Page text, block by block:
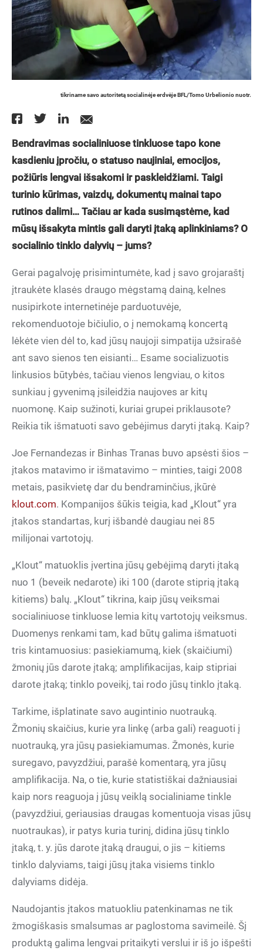
tikriname savo autoritetą socialinėje erdvėje BFL/Tomo Urbelionio nuotr.
Bendravimas socialiniuose tinkluose tapo kone
kasdieniu įpročiu, o statuso naujiniai, emocijos,
požiūris lengvai išsakomi ir paskleidžiami. Taigi
turinio kūrimas, vaizdų, dokumentų mainai tapo
rutinos dalimi… Tačiau ar kada susimąstėme, kad
mūsų išsakyta mintis gali daryti įtaką aplinkiniams? O
socialinio tinklo dalyvių – jums?
Gerai pagalvoję prisimintumėte, kad į savo grojaraštį
įtraukėte klasės draugo mėgstamą dainą, kelnes
nusipirkote internetinėje parduotuvėje,
rekomenduotoje bičiulio, o į nemokamą koncertą
lėkėte vien dėl to, kad jūsų naujoji simpatija užsirašė
ant savo sienos ten eisianti… Esame socializuotis
linkusios būtybės, tačiau vienos lengviau, o kitos
sunkiau į gyvenimą įsileidžia naujoves ar kitų
nuomonę. Kaip sužinoti, kuriai grupei priklausote?
Reikia tik išmatuoti savo gebėjimus daryti įtaką. Kaip?
Joe Fernandezas ir Binhas Tranas buvo apsėsti šios –
įtakos matavimo ir išmatavimo – minties, taigi 2008
metais, pasikvietę dar du bendraminčius, įkūrė
klout.com. Kompanijos šūkis teigia, kad „Klout“ yra
įtakos standartas, kurį išbandė daugiau nei 85
milijonai vartotojų.
„Klout“ matuoklis įvertina jūsų gebėjimą daryti įtaką
nuo 1 (beveik nedarote) iki 100 (darote stiprią įtaką
kitiems) balų. „Klout“ tikrina, kaip jūsų veiksmai
socialiniuose tinkluose lemia kitų vartotojų veiksmus.
Duomenys renkami tam, kad būtų galima išmatuoti
tris kintamuosius: pasiekiamumą, kiek (skaičiumi)
žmonių jūs darote įtaką; amplifikacijas, kaip stipriai
darote įtaką; tinklo poveikį, tai rodo jūsų tinklo įtaką.
Tarkime, išplatinate savo augintinio nuotrauką.
Žmonių skaičius, kurie yra linkę (arba gali) reaguoti į
nuotrauką, yra jūsų pasiekiamumas. Žmonės, kurie
suregavo, pavyzdžiui, parašė komentarą, yra jūsų
amplifikacija. Na, o tie, kurie statistiškai dažniausiai
kaip nors reaguoja į jūsų veiklą socialiniame tinkle
(pavyzdžiui, geriausias draugas komentuoja visas jūsų
nuotraukas), ir patys kuria turinį, didina jūsų tinklo
įtaką, t. y. jūs darote įtaką draugui, o jis – kitiems
tinklo dalyviams, taigi jūsų įtaka visiems tinklo
dalyviams didėja.
Naudojantis įtakos matuokliu patenkinamas ne tik
žmogiškasis smalsumas ar paglostoma savimeilė. Šį
produktą galima lengvai pritaikyti verslui ir iš jo išpešti